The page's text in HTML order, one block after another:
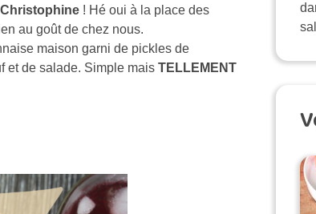
! Hé oui à la place des
au goût de chez nous.
maison garni de pickles de
et de salade. Simple mais TELLEMENT